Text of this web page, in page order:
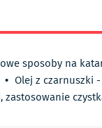
sposoby na
• Olej z czarnuszki
zastosowanie